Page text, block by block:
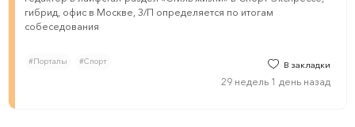
гибрид, офис в Москве, З/П определяется по итогам
собеседования
#Порталы #Спорт В закладки
29 недель 1 день назад